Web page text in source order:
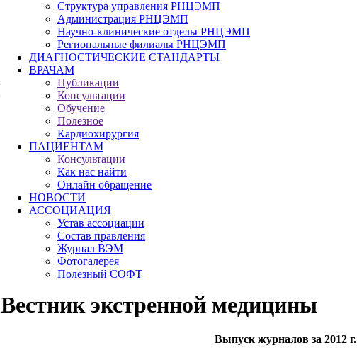
Структура управления РНЦЭМП
Администрация РНЦЭМП
Научно-клинические отделы РНЦЭМП
Региональные филиалы РНЦЭМП
ДИАГНОСТИЧЕСКИЕ СТАНДАРТЫ
ВРАЧАМ
Публикации
Консультации
Обучение
Полезное
Кардиохирургия
ПАЦИЕНТАМ
Консультации
Как нас найти
Онлайн обращение
НОВОСТИ
АССОЦИАЦИЯ
Устав ассоциации
Состав правления
Журнал ВЭМ
Фотогалерея
Полезный СОФТ
Вестник экстренной медицины
Выпуск журналов за 2012 г.